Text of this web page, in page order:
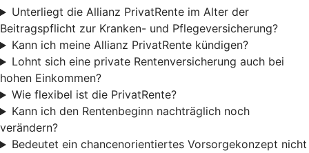
Unterliegt die Allianz PrivatRente im Alter der
Beitragspflicht zur Kranken- und Pflegeversicherung?
Kann ich meine Allianz PrivatRente kündigen?
Lohnt sich eine private Rentenversicherung auch bei
hohen Einkommen?
Wie flexibel ist die PrivatRente?
Kann ich den Rentenbeginn nachträglich noch
verändern?
Bedeutet ein chancenorientiertes Vorsorgekonzept nicht